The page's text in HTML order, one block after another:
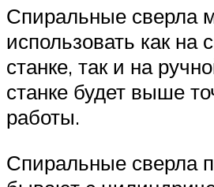
Спиральные сверла
использовать как на
станке, так и на
станке будет выше
работы.
Спиральные сверла